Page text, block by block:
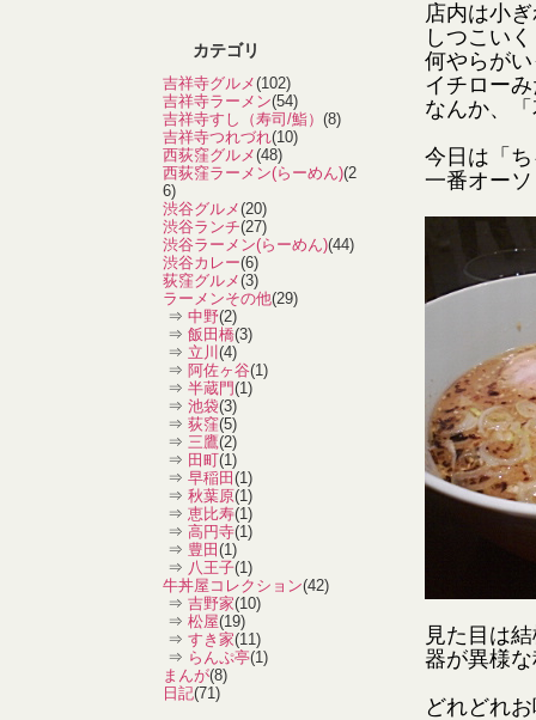
カテゴリ
吉祥寺グルメ(102)
吉祥寺ラーメン(54)
吉祥寺すし（寿司/鮨） (8)
吉祥寺つれづれ(10)
西荻窪グルメ(48)
西荻窪ラーメン(らーめん)(2
6)
渋谷グルメ(20)
渋谷ランチ(27)
渋谷ラーメン(らーめん)(44)
渋谷カレー(6)
荻窪グルメ(3)
ラーメンその他(29)
⇒ 中野(2)
⇒ 飯田橋(3)
⇒ 立川 (4)
⇒ 阿佐ヶ谷(1)
⇒ 半蔵門(1)
⇒ 池袋(3)
⇒ 荻窪(5)
⇒ 三鷹(2)
⇒ 田町(1)
⇒ 早稲田 (1)
⇒ 秋葉原(1)
⇒ 恵比寿(1)
⇒ 高円寺(1)
⇒ 豊田 (1)
⇒ 八王子(1)
牛丼屋コレクション(42)
⇒ 吉野家(10)
⇒ 松屋(19)
⇒ すき家(11)
⇒ らんぷ亭(1)
まんが(8)
日記(71)
店内は小
しつこい
何やらが
イチロー
なんか、
今日は「
一番オー
見た目は
器が異様
どれどれ